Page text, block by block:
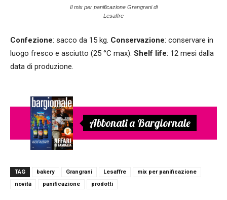
Il mix per panificazione Grangrani di
Lesaffre
Confezione: sacco da 15 kg. Conservazione: conservare in
luogo fresco e asciutto (25 °C max). Shelf life: 12 mesi dalla
data di produzione.
Abbonati a Bargiornale
TAG bakery Grangrani Lesaffre
mix per panificazione
novità
panificazione prodotti